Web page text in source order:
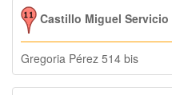
Castillo Miguel Servicio
Gregoria Pérez 514 bis